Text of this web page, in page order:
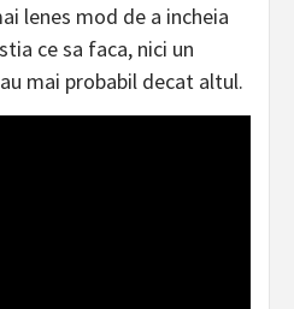
lenes mod de a incheia
ce sa faca, nici un
mai probabil decat altul.